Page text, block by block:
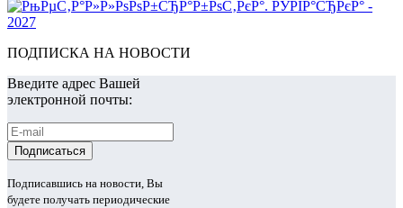
ПОДПИСКА НА НОВОСТИ
Введите адрес Вашей
электронной почты:
Подписавшись на новости, Вы
будете получать периодические